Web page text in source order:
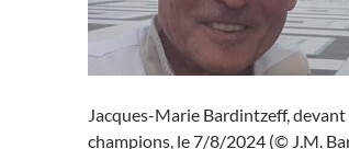
Jacques-Marie Bardintzeff,
champions, le 7/8/2024 (© J.M.